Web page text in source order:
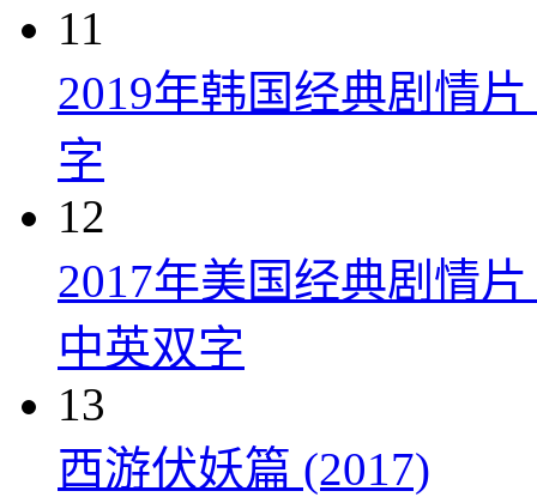
11
2019年韩国经典剧情
字
12
2017年美国经典剧情
中英双字
13
西游伏妖篇 (2017)